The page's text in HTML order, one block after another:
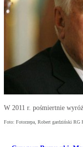
W 2011 r. pośmiertnie
Foto: Fotorzepa, Robert gardziński RG